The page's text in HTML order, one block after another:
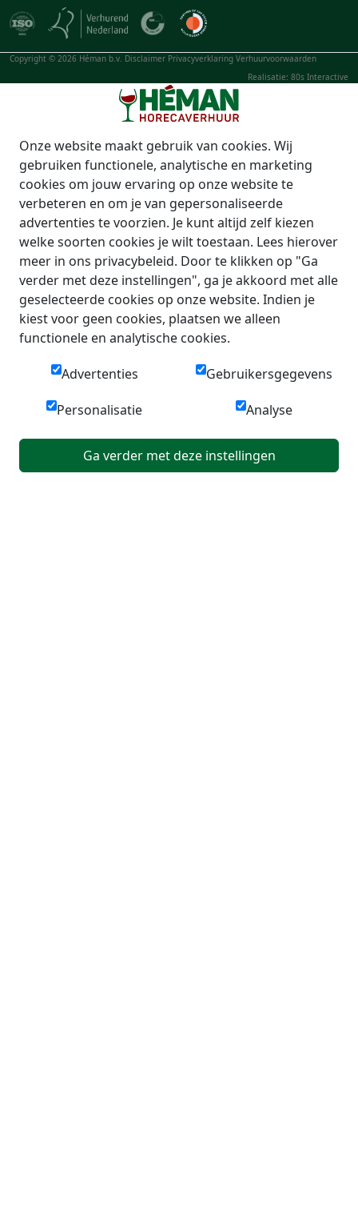
Copyright © 2026 Héman b.v. Disclaimer Privacyverklaring Verhuurvoorwaarden
Realisatie: 80s Interactive
Onze website maakt gebruik van cookies. Wij
gebruiken functionele, analytische en marketing
cookies om jouw ervaring op onze website te
verbeteren en om je van gepersonaliseerde
advertenties te voorzien. Je kunt altijd zelf kiezen
welke soorten cookies je wilt toestaan. Lees hierover
meer in ons privacybeleid. Door te klikken op "Ga
verder met deze instellingen", ga je akkoord met alle
geselecteerde cookies op onze website. Indien je
kiest voor geen cookies, plaatsen we alleen
functionele en analytische cookies.
Advertenties Gebruikersgegevens
Personalisatie Analyse
Ga verder met deze instellingen